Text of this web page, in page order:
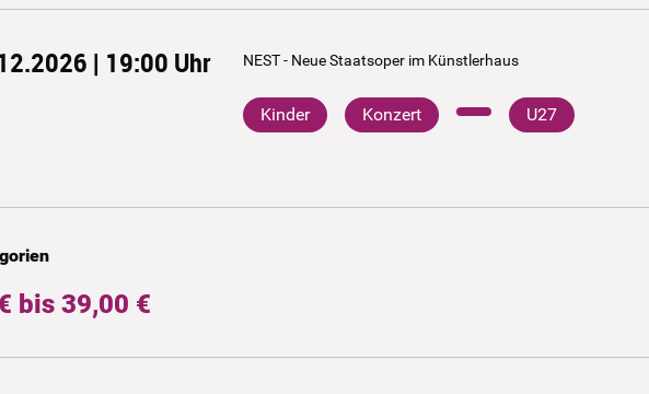
| 19:00 Uhr NEST - Neue Staatsoper im Künstlerhaus
Kinder Konzert U27
bis 39,00 €